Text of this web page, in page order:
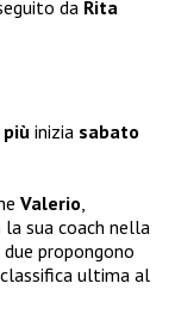
da Rita
più inizia sabato
Valerio,
la sua coach nella
propongono
ultima al